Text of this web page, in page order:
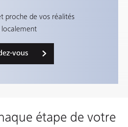
proche de vos réalités
localement
vous
étape de votre